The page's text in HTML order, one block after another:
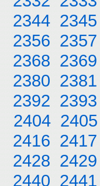
2344 2345
2356 2357
2368 2369
2380 2381
2392 2393
2404 2405
2416 2417
2428 2429
2440 2441